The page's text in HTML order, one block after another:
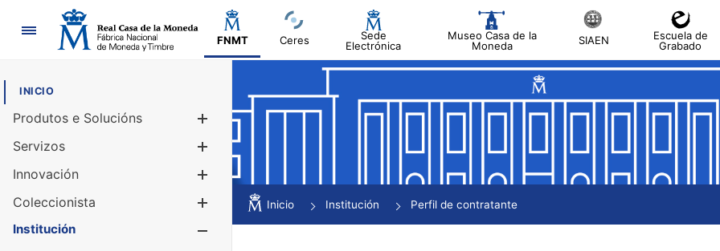
Navegación
FNMT Ceres
Sede
Electrónica
Museo Casa de la
Moneda
SIAEN
Escuela de
Grabado
INICIO
Produtos e Solucións
Mostrar/Ocultar
Servizos
Innovación
Coleccionista
Mostrar/Ocultar
Institución
Inicio Institución Perfil de contratante